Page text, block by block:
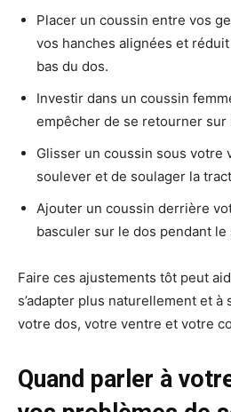
Placer un coussin entre vos
vos hanches alignées et
bas du dos.
Investir dans un coussin
empêcher de se retourner sur
Glisser un coussin sous votre
soulever et de soulager la
Ajouter un coussin derrière
basculer sur le dos pendant le
Faire ces ajustements tôt peut
s’adapter plus naturellement et
votre dos, votre ventre et votre
Quand parler à